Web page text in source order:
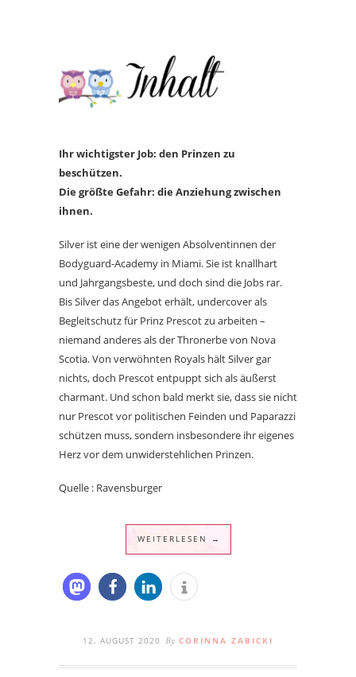
Ihr wichtigster Job: den Prinzen zu
beschützen.
Die größte Gefahr: die Anziehung zwischen
ihnen.
Silver ist eine der wenigen Absolventinnen der
Bodyguard-Academy in Miami. Sie ist knallhart
und Jahrgangsbeste, und doch sind die Jobs rar.
Bis Silver das Angebot erhält, undercover als
Begleitschutz für Prinz Prescot zu arbeiten –
niemand anderes als der Thronerbe von Nova
Scotia. Von verwöhnten Royals hält Silver gar
nichts, doch Prescot entpuppt sich als äußerst
charmant. Und schon bald merkt sie, dass sie nicht
nur Prescot vor politischen Feinden und Paparazzi
schützen muss, sondern insbesondere ihr eigenes
Herz vor dem unwiderstehlichen Prinzen.
Quelle : Ravensburger
WEITERLESEN →
12. AUGUST 2020 By CORINNA ZABICKI